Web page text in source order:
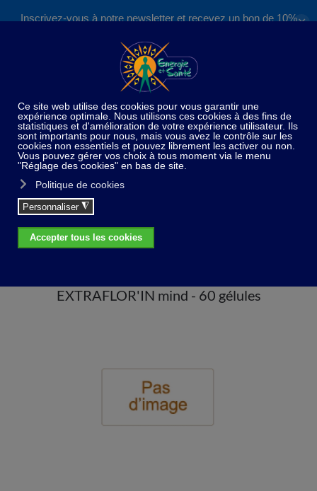
Inscrivez-vous à notre newsletter et recevez un bon de 10%
S'inscrire
✕
Home Compléments alimentaires
mind - 60 gélules
EXTRAFLOR'IN mind - 60 gélules